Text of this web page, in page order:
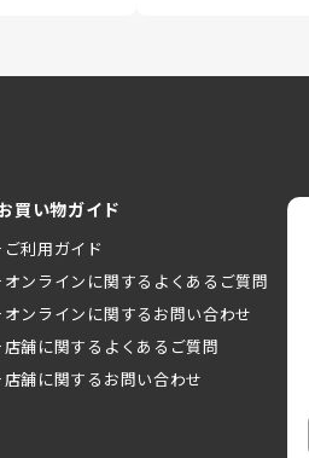
買い物ガイド
ご利用ガイド
オンラインに関するよくあるご質問
オンラインに関するお問い合わせ
店舗に関するよくあるご質問
店舗に関するお問い合わせ